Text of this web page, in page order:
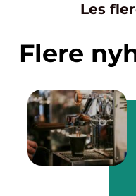
Les
Flere